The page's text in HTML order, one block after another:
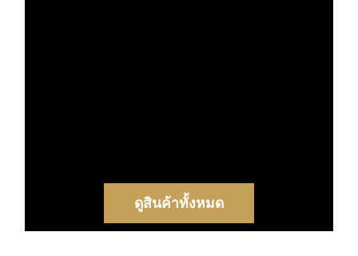
ดูสินค้าทั้งหมด